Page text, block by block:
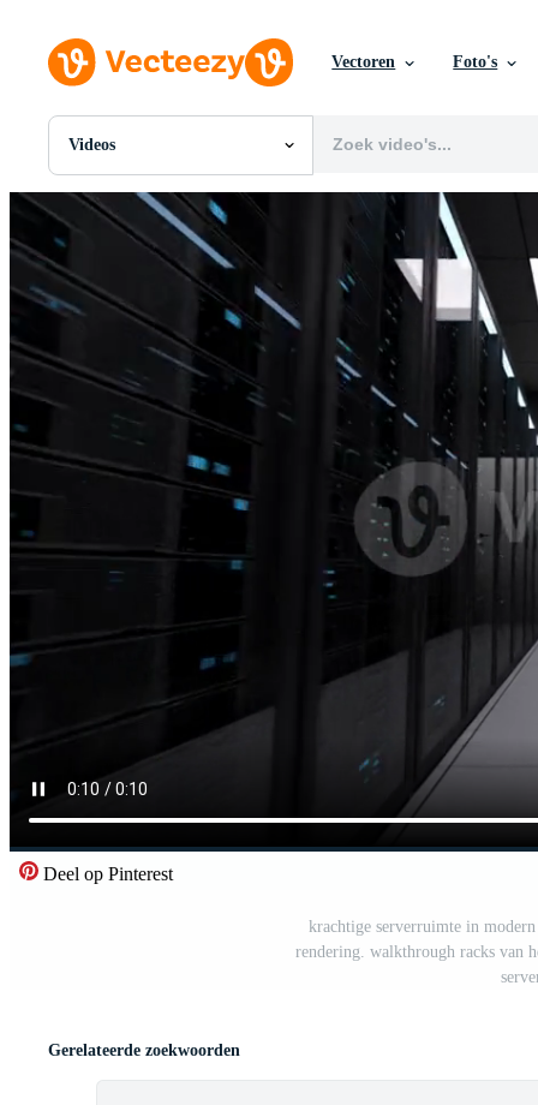
Vectoren Foto's
Videos
Alle Afbeeldingen
Foto's
PNGs
Sjablonen
Vectoren
Motion graphics
Redactionele Afbeeldingen
Redactionele Evenementen
Deel op Pinterest
krachtige serverruimte in
rendering. walkthrough racks van
Gerelateerde zoekwoorden